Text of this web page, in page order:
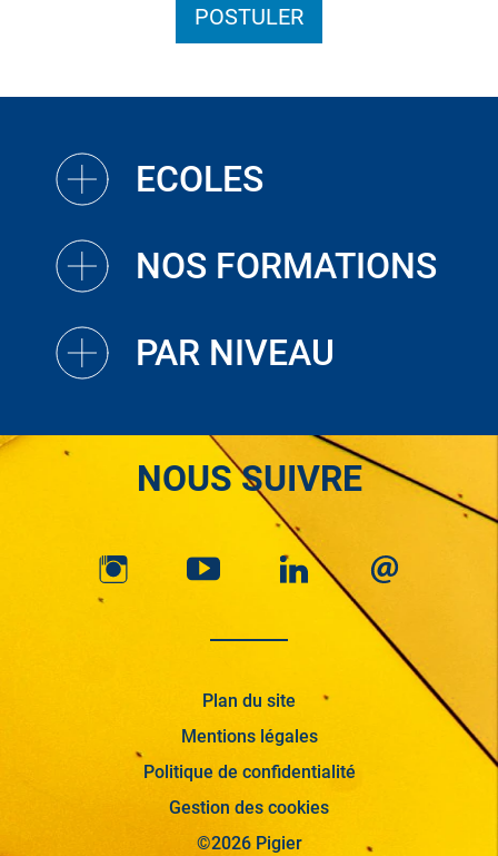
POSTULER
ECOLES
NOS FORMATIONS
PAR NIVEAU
NOUS SUIVRE
Plan du site
Mentions légales
Politique de confidentialité
Gestion des cookies
©2026 Pigier